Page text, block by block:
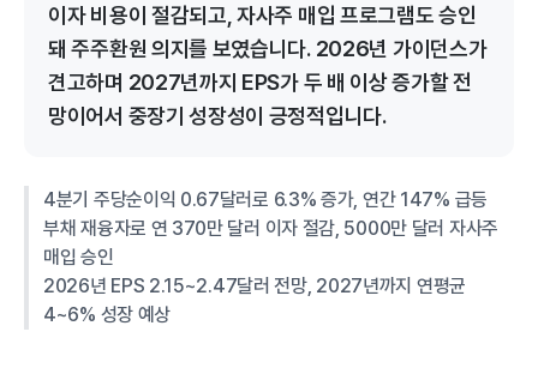
이자 비용이 절감되고, 자사주 매입 프로그램도 승인
돼 주주환원 의지를 보였습니다. 2026년 가이던스가
견고하며 2027년까지 EPS가 두 배 이상 증가할 전
망이어서 중장기 성장성이 긍정적입니다.
4분기 주당순이익 0.67달러로 6.3% 증가, 연간 147% 급등
부채 재융자로 연 370만 달러 이자 절감, 5000만 달러 자사주
매입 승인
2026년 EPS 2.15~2.47달러 전망, 2027년까지 연평균
4~6% 성장 예상